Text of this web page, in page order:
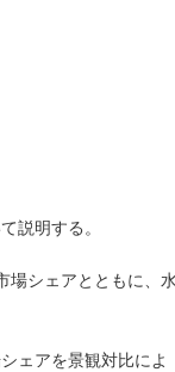
説明する。
場シェアとともに、
ェアを景観対比によ